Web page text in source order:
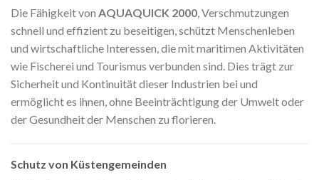
Die Fähigkeit von AQUAQUICK 2000, Verschmutzungen
schnell und effizient zu beseitigen, schützt Menschenleben
und wirtschaftliche Interessen, die mit maritimen Aktivitäten
wie Fischerei und Tourismus verbunden sind. Dies trägt zur
Sicherheit und Kontinuität dieser Industrien bei und
ermöglicht es ihnen, ohne Beeinträchtigung der Umwelt oder
der Gesundheit der Menschen zu florieren.
Schutz von Küstengemeinden